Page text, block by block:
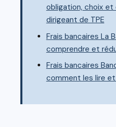
obligation, choix et
dirigeant de TPE
Frais bancaires La
comprendre et
Frais bancaires
comment les lire